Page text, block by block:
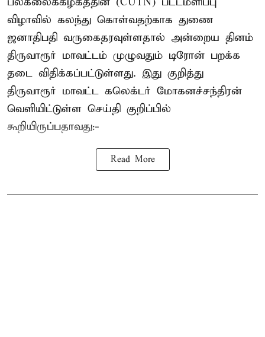
விழாவில் கலந்து கொள்வதற்காக துணை
ஜனாதிபதி வருகைதரவுள்ளதால் அன்றைய தினம்
திருவாரூர் மாவட்டம் முழுவதும் டிரோன் பறக்க
தடை விதிக்கப்பட்டுள்ளது. இது குறித்து
திருவாரூர் மாவட்ட கலெக்டர் மோகனச்சந்திரன்
வெளியிட்டுள்ள செய்தி குறிப்பில்
கூறியிருப்பதாவது:-
Read More